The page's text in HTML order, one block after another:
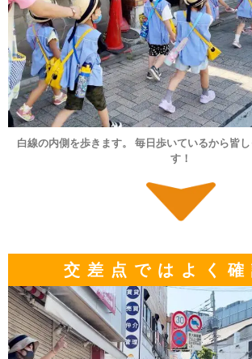
白線の内側を歩きます。 毎日歩いているから皆
す！
交差点ではよく確